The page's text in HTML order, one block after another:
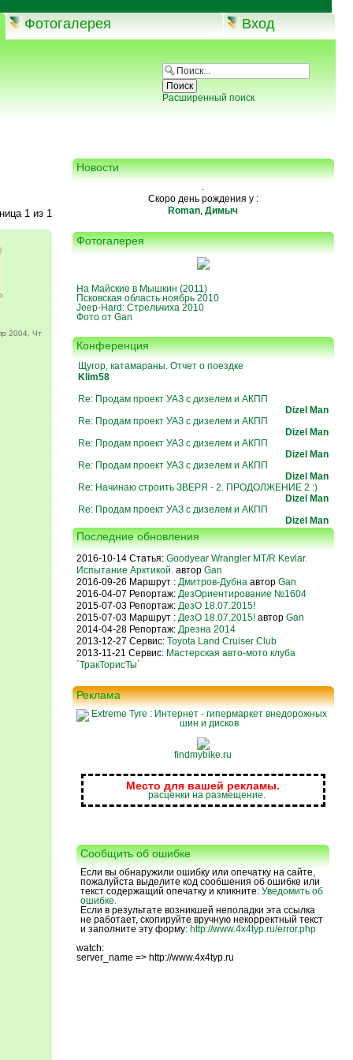
Фотогалерея Вход
Расширенный поиск
1из 1
2004, Чт
Новости
.
Скоро день рождения у :
Roman,Димыч
Фотогалерея
На Майские в Мышкин (2011)
Псковская область ноябрь 2010
Jeep-Hard: Стрельчиха 2010
Фото от Gan
Конференция
Щугор, катамараны. Отчет о поездке
Klim58
Re: Продам проект УАЗ с дизелем и АКПП
Dizel Man
Re: Продам проект УАЗ с дизелем и АКПП
Dizel Man
Re: Продам проект УАЗ с дизелем и АКПП
Dizel Man
Re: Продам проект УАЗ с дизелем и АКПП
Dizel Man
Re: Начинаю строить ЗВЕРЯ - 2. ПРОДОЛЖЕНИЕ 2 :)
Dizel Man
Re: Продам проект УАЗ с дизелем и АКПП
Dizel Man
Последние обновления
2016-10-14 Статья: Goodyear Wrangler MT/R Kevlar.
Испытание Арктикой.автор Gan
2016-09-26 Маршрут : Дмитров-Дубнаавтор Gan
2016-04-07 Репортаж: ДезОриентирование №1604
2015-07-03 Репортаж: ДезО 18.07.2015!
2015-07-03 Маршрут : ДезО 18.07.2015! автор Gan
2014-04-28 Репортаж: Дрезна 2014
2013-12-27 Сервис: Toyota Land Cruiser Club
2013-11-21 Сервис: Мастерская авто-мото клуба
`ТракТорисТы`
Реклама
findmybike.ru
Место для вашей рекламы.
расценки на размещение.
Сообщить об ошибке
Если вы обнаружили ошибку или опечатку на сайте,
пожалуйста выделите код сообшения об ошибке или
текст содержащий опечатку и кликните: Уведомить об
ошибке.
Если в результате возникшей неполадки эта ссылка
не работает, скопируйте вручную некорректный текст
и заполните эту форму: http://www.4x4typ.ru/error.php
watch:
server_name => http://www.4x4typ.ru